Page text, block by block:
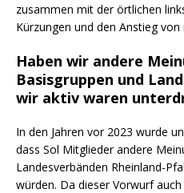
zusammen mit der örtlichen
Kürzungen und den Anstieg
Haben wir andere
Basisgruppen und
wir aktiv waren
In den Jahren vor 2023 wurde
dass Sol Mitglieder andere
Landesverbänden Rheinland-
würden. Da dieser Vorwurf